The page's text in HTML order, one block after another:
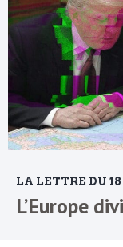
LA LETTRE DU
L’Europe